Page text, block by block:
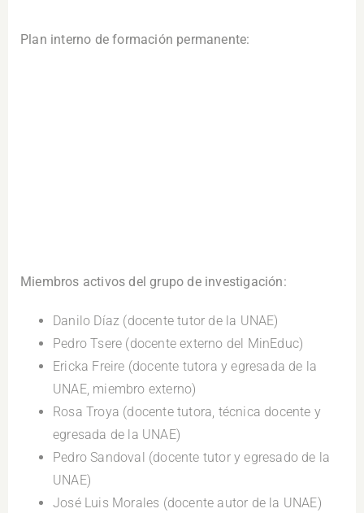
Plan interno de formación permanente:
Miembros activos del grupo de investigación:
Danilo Díaz (docente tutor de la UNAE)
Pedro Tsere (docente externo del MinEduc)
Ericka Freire (docente tutora y egresada de la
UNAE, miembro externo)
Rosa Troya (docente tutora, técnica docente y
egresada de la UNAE)
Pedro Sandoval (docente tutor y egresado de la
UNAE)
José Luis Morales (docente autor de la UNAE)